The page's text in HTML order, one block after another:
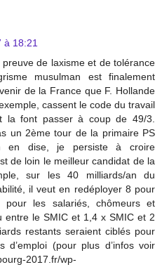
à 18:21
de laxisme et de tolérance
musulman est finalement
de la France que F. Hollande
cassent le code du travail
la font passer à coup de 49/3.
un 2ème tour de la primaire PS
en dise, je persiste à croire
de loin le meilleur candidat de la
sur les 40 milliards/an du
il veut en redéployer 8 pour
les salariés, chômeurs et
entre le SMIC et 1,4 x SMIC et 2
restants seraient ciblés pour
d’emploi (pour plus d’infos voir
2017.fr/wp-